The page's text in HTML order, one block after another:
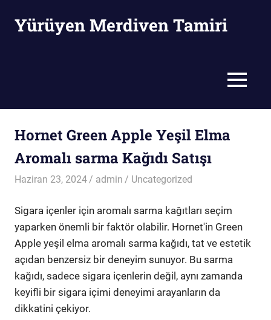
Yürüyen Merdiven Tamiri
MENU
Hornet Green Apple Yeşil Elma
Aromalı sarma Kağıdı Satışı
Haziran 23, 2024 admin Uncategorized
Sigara içenler için aromalı sarma kağıtları seçim
yaparken önemli bir faktör olabilir. Hornet'in Green
Apple yeşil elma aromalı sarma kağıdı, tat ve estetik
açıdan benzersiz bir deneyim sunuyor. Bu sarma
kağıdı, sadece sigara içenlerin değil, aynı zamanda
keyifli bir sigara içimi deneyimi arayanların da
dikkatini çekiyor.